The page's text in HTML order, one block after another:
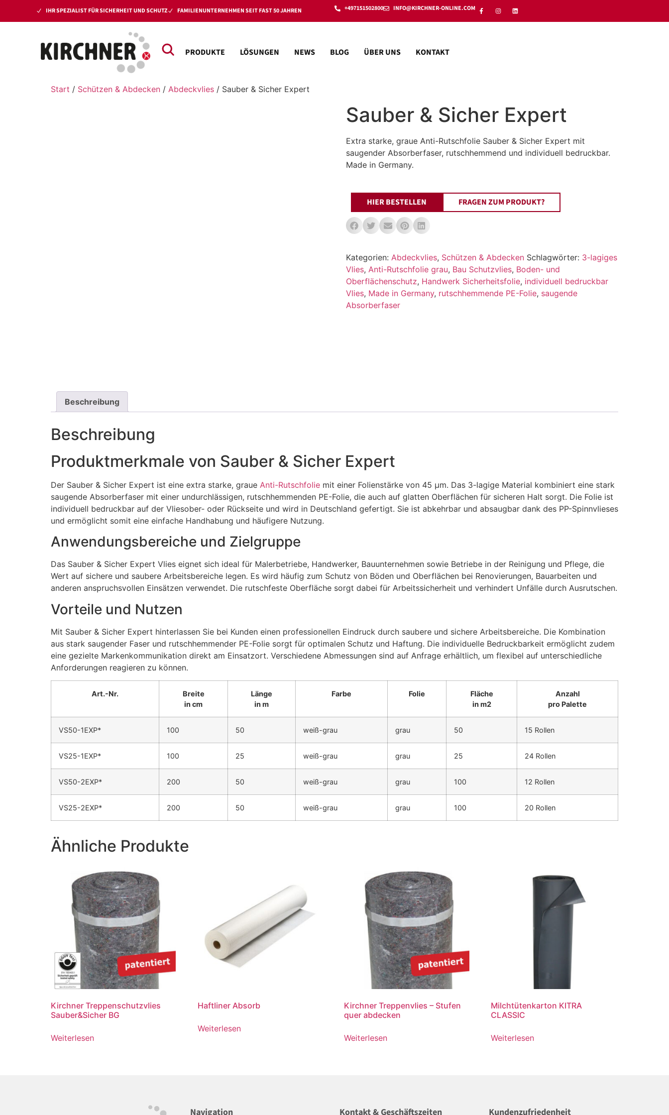
IHR SPEZIALIST FÜR SICHERHEIT UND SCHUTZ FAMILIENUNTERNEHMEN SEIT FAST 50 JAHREN +497151502800 INFO@KIRCHNER-ONLINE.COM
PRODUKTE LÖSUNGEN NEWS BLOG ÜBER UNS KONTAKT
Start / Schützen & Abdecken / Abdeckvlies / Sauber & Sicher Expert
Sauber & Sicher Expert
Extra starke, graue Anti-Rutschfolie Sauber & Sicher Expert mit
saugender Absorberfaser, rutschhemmend und individuell bedruckbar.
Made in Germany.
HIER BESTELLEN FRAGEN ZUM PRODUKT?
Kategorien: Abdeckvlies, Schützen & Abdecken Schlagwörter: 3-lagiges
Vlies, Anti-Rutschfolie grau, Bau Schutzvlies, Boden- und
Oberflächenschutz, Handwerk Sicherheitsfolie, individuell bedruckbar
Vlies, Made in Germany, rutschhemmende PE-Folie, saugende
Absorberfaser
Beschreibung
Beschreibung
Produktmerkmale von Sauber & Sicher Expert
Der Sauber & Sicher Expert ist eine extra starke, graue Anti-Rutschfolie mit einer Folienstärke von 45 µm. Das 3-lagige Material kombiniert eine stark
saugende Absorberfaser mit einer undurchlässigen, rutschhemmenden PE-Folie, die auch auf glatten Oberflächen für sicheren Halt sorgt. Die Folie ist
individuell bedruckbar auf der Vliesober- oder Rückseite und wird in Deutschland gefertigt. Sie ist abkehrbar und absaugbar dank des PP-Spinnvlieses
und ermöglicht somit eine einfache Handhabung und häufigere Nutzung.
Anwendungsbereiche und Zielgruppe
Das Sauber & Sicher Expert Vlies eignet sich ideal für Malerbetriebe, Handwerker, Bauunternehmen sowie Betriebe in der Reinigung und Pflege, die
Wert auf sichere und saubere Arbeitsbereiche legen. Es wird häufig zum Schutz von Böden und Oberflächen bei Renovierungen, Bauarbeiten und
anderen anspruchsvollen Einsätzen verwendet. Die rutschfeste Oberfläche sorgt dabei für Arbeitssicherheit und verhindert Unfälle durch Ausrutschen.
Vorteile und Nutzen
Mit Sauber & Sicher Expert hinterlassen Sie bei Kunden einen professionellen Eindruck durch saubere und sichere Arbeitsbereiche. Die Kombination
aus stark saugender Faser und rutschhemmender PE-Folie sorgt für optimalen Schutz und Haftung. Die individuelle Bedruckbarkeit ermöglicht zudem
eine gezielte Markenkommunikation direkt am Einsatzort. Verschiedene Abmessungen sind auf Anfrage erhältlich, um flexibel auf unterschiedliche
Anforderungen reagieren zu können.
Art.-Nr.
Breite
in cm
Länge
in m
Farbe Folie
Fläche
in m2
Anzahl
pro Palette
VS50-1EXP* 100 50 weiß-grau grau 50 15 Rollen
VS25-1EXP* 100 25 weiß-grau grau 25 24 Rollen
VS50-2EXP* 200 50 weiß-grau grau 100 12 Rollen
VS25-2EXP* 200 50 weiß-grau grau 100 20 Rollen
Ähnliche Produkte
Kirchner Treppenschutzvlies
Sauber&Sicher BG
Weiterlesen
Haftliner Absorb
Weiterlesen
Kirchner Treppenvlies – Stufen
quer abdecken
Weiterlesen
Milchtütenkarton KITRA
CLASSIC
Weiterlesen
Navigation Kontakt & Geschäftszeiten Kundenzufriedenheit